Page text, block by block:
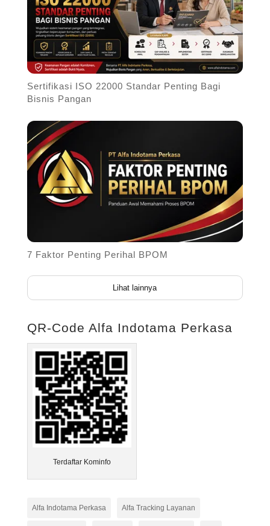
Sertifikasi ISO 22000 Standar Penting Bagi
Bisnis Pangan
7 Faktor Penting Perihal BPOM
Lihat lainnya
QR-Code Alfa Indotama Perkasa
Terdaftar Kominfo
Alfa Indotama Perkasa Alfa Tracking Layanan